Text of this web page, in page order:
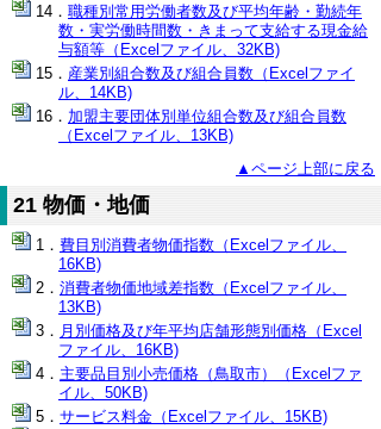
職種別常用労働者数及び平均年齢・勤続年
数・実労働時間数・きまって支給する現金給
与額等（Excelファイル、32KB)
産業別組合数及び組合員数（Excelファイ
ル、14KB)
加盟主要団体別単位組合数及び組合員数
（Excelファイル、13KB)
▲ページ上部に戻る
21 物価・地価
費目別消費者物価指数（Excelファイル、
16KB)
消費者物価地域差指数（Excelファイル、
13KB)
月別価格及び年平均店舗形態別価格（Excel
ファイル、16KB)
主要品目別小売価格（鳥取市）（Excelファ
イル、50KB)
サービス料金（Excelファイル、15KB)